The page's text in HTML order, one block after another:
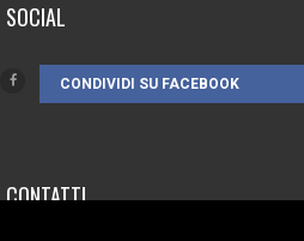
SOCIAL
CONDIVIDI SU FACEBOOK
CONTATTI